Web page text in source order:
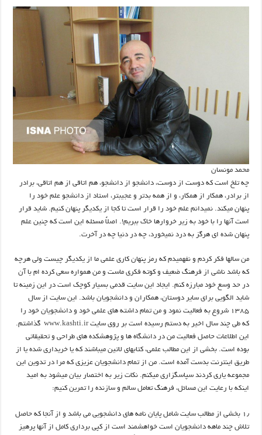
محمد مونسان
چه تلخ است که دوست از دوست، دانشجو از دانشجو، هم اتاقي از هم اتاقي، برادر
از برادر، همکار از همکار، و از همه بدتر و عجيب­تر، استاد از دانشجو علم خود را
پنهان مي­کند. نمي­دانم علم خود را قرار است تا کجا از يکديگر پنهان کنيم. شايد قرار
است آنها را با خود به زير خروارها خاک ببريم!. اصلاً مسئله اين است که چنين علم
پنهان شده ­اي هرگز به درد نمي­خورد، چه در دنيا چه در آخرت.
من سالها فکر کردم و نفهميدم که رمز پنهان کاري علمي ما از يکديگر چيست ولي هرچه
که باشد ناشي از فرهنگ ضعيف و کوته فکري ماست و من همواره سعي کرده ­ام با آن
در حد وسع خود مبارزه کنم. ايجاد اين سايت قدمي بسیار کوچک است در اين زمينه تا
شايد الگويي براي ساير دوستان، همکاران و دانشجويان باشد. این سایت از سال
۱۳۸۵ شروع به فعالیت نمود و من تمام داشته­ هاي علمي خود و دانشجويان خود را
که طي چند سال اخير به دستم رسيده است بر روي سايتwww.kashti.ir گذاشتم.
اين اطلاعات حاصل فعاليت من در دانشگاه ها و پژوهشکده های طراحی و تحقیقاتی
بوده است. بخشي از اين مطالب علمي، کتابهاي لاتين مي­باشند که يا خريداري شده يا از
طريق اينترنت بدست آمده است. من از تمام دانشجويان عزیزی که مرا در تدوين اين
مجموعه ياري کردند سپاسگزاري مي­کنم. نکات زير به اختصار بيان مي­شود به اميد
اينکه با رعايت اين مسائل، فرهنگ تعامل سالم و سازنده را تمرين کنیم:
۱٫ بخشي از مطالب سايت شامل پايان نامه ­هاي دانشجويي مي­ باشد و از آنجا که حاصل
تلاش چند ماهه دانشجويان است خواهشمند است از کپي ­برداري کامل از آنها پرهيز